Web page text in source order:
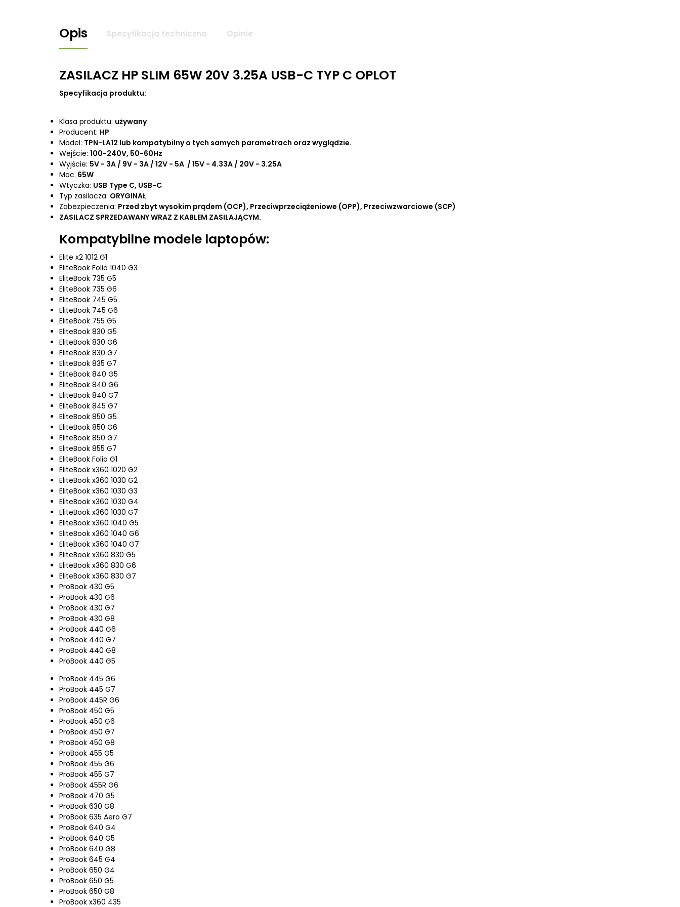
Opis Specyfikacja techniczna Opinie
ZASILACZ HP SLIM 65W 20V 3.25A USB-C TYP C OPLOT
Specyfikacja produktu:
Klasa produktu: używany
Producent: HP
Model: TPN-LA12 lub kompatybilny o tych samych parametrach oraz wyglądzie.
Wejście: 100-240V, 50-60Hz
Wyjście: 5V - 3A / 9V - 3A / 12V - 5A / 15V - 4.33A / 20V - 3.25A
Moc: 65W
Wtyczka: USB Type C, USB-C
Typ zasilacza: ORYGINAŁ
Zabezpieczenia: Przed zbyt wysokim prądem (OCP), Przeciwprzeciążeniowe (OPP), Przeciwzwarciowe (SCP)
ZASILACZ SPRZEDAWANY WRAZ Z KABLEM ZASILAJĄCYM.
Kompatybilne modele laptopów:
Elite x2 1012 G1
EliteBook Folio 1040 G3
EliteBook 735 G5
EliteBook 735 G6
EliteBook 745 G5
EliteBook 745 G6
EliteBook 755 G5
EliteBook 830 G5
EliteBook 830 G6
EliteBook 830 G7
EliteBook 835 G7
EliteBook 840 G5
EliteBook 840 G6
EliteBook 840 G7
EliteBook 845 G7
EliteBook 850 G5
EliteBook 850 G6
EliteBook 850 G7
EliteBook 855 G7
EliteBook Folio G1
EliteBook x360 1020 G2
EliteBook x360 1030 G2
EliteBook x360 1030 G3
EliteBook x360 1030 G4
EliteBook x360 1030 G7
EliteBook x360 1040 G5
EliteBook x360 1040 G6
EliteBook x360 1040 G7
EliteBook x360 830 G5
EliteBook x360 830 G6
EliteBook x360 830 G7
ProBook 430 G5
ProBook 430 G6
ProBook 430 G7
ProBook 430 G8
ProBook 440 G6
ProBook 440 G7
ProBook 440 G8
ProBook 440 G5
ProBook 445 G6
ProBook 445 G7
ProBook 445R G6
ProBook 450 G5
ProBook 450 G6
ProBook 450 G7
ProBook 450 G8
ProBook 455 G5
ProBook 455 G6
ProBook 455 G7
ProBook 455R G6
ProBook 470 G5
ProBook 630 G8
ProBook 635 Aero G7
ProBook 640 G4
ProBook 640 G5
ProBook 640 G8
ProBook 645 G4
ProBook 650 G4
ProBook 650 G5
ProBook 650 G8
ProBook x360 435